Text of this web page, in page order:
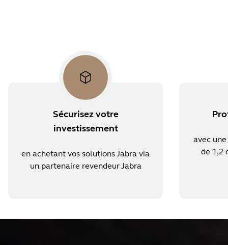
Sécurisez votre
investissement
en achetant vos solutions Jabra via
un partenaire revendeur Jabra
avec
de 1,2